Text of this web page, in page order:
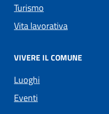
Turismo
Vita lavorativa
VIVERE IL COMUNE
Luoghi
Eventi